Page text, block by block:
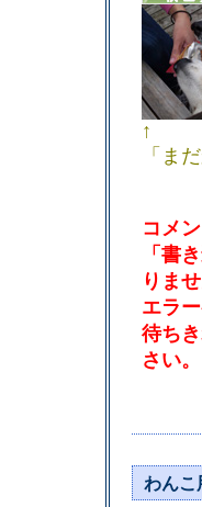
「ま
コメ
「書
りま
エラ
待ち
さい。
わんこ